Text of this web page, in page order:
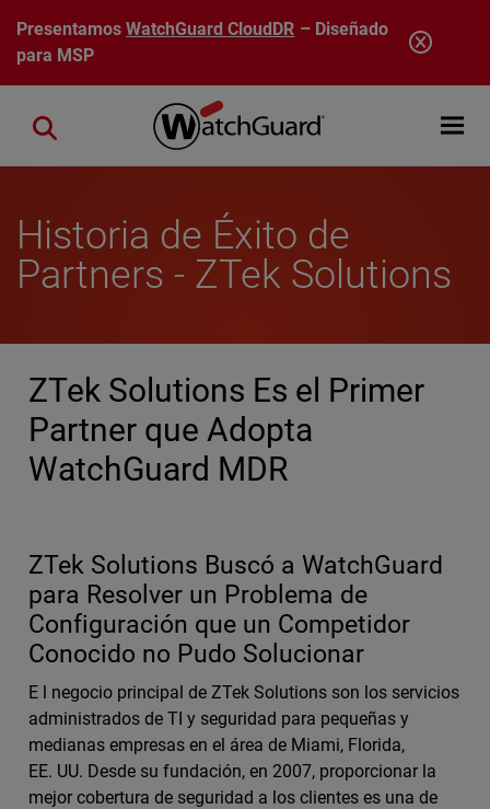
Pasar al contenido principal
PresentamosWatchGuard CloudDR – Diseñado
para MSP
Open
Close search
Historia de Éxito de
Partners - ZTek Solutions
ZTek Solutions Es el Primer
Partner que Adopta
WatchGuard MDR
ZTek Solutions Buscó a WatchGuard
para Resolver un Problema de
Configuración que un Competidor
Conocido no Pudo Solucionar
E l negocio principal de ZTek Solutions son los servicios
administrados de TI y seguridad para pequeñas y
medianas empresas en el área de Miami, Florida,
EE. UU. Desde su fundación, en 2007, proporcionar la
mejor cobertura de seguridad a los clientes es una de